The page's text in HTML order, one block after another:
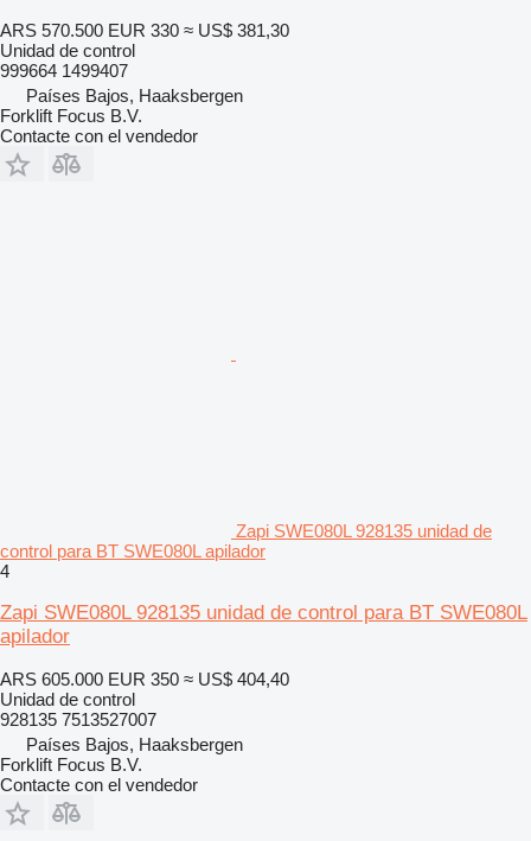
ARS 570.500 EUR 330 ≈ US$ 381,30
Unidad de control
999664 1499407
Países Bajos, Haaksbergen
Forklift Focus B.V.
Contacte con el vendedor
Zapi SWE080L 928135 unidad de
control para BT SWE080L apilador
4
Zapi SWE080L 928135 unidad de control para BT SWE080L
apilador
ARS 605.000 EUR 350 ≈ US$ 404,40
Unidad de control
928135 7513527007
Países Bajos, Haaksbergen
Forklift Focus B.V.
Contacte con el vendedor